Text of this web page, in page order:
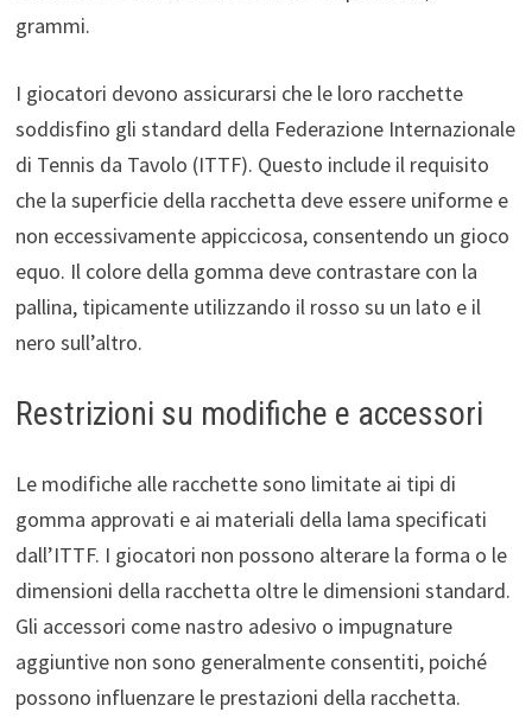
grammi.
I giocatori devono assicurarsi che le loro racchette
soddisfino gli standard della Federazione Internazionale
di Tennis da Tavolo (ITTF). Questo include il requisito
che la superficie della racchetta deve essere uniforme e
non eccessivamente appiccicosa, consentendo un gioco
equo. Il colore della gomma deve contrastare con la
pallina, tipicamente utilizzando il rosso su un lato e il
nero sull’altro.
Restrizioni su modifiche e accessori
Le modifiche alle racchette sono limitate ai tipi di
gomma approvati e ai materiali della lama specificati
dall’ITTF. I giocatori non possono alterare la forma o le
dimensioni della racchetta oltre le dimensioni standard.
Gli accessori come nastro adesivo o impugnature
aggiuntive non sono generalmente consentiti, poiché
possono influenzare le prestazioni della racchetta.